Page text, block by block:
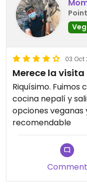
03 Oct
Merece la visita
Riquísimo.
cocina nepalí y
opciones veganas
recomendable
Comment